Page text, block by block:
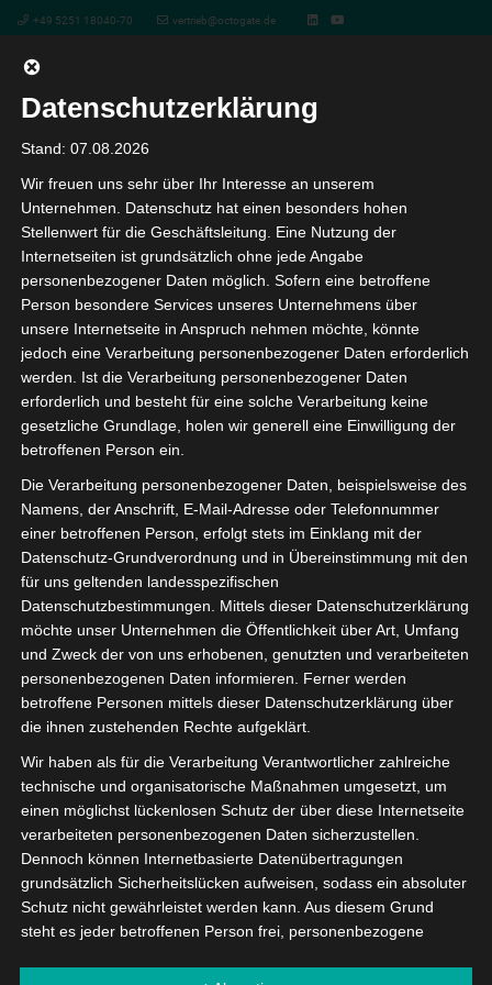
+49 5251 18040-70 vertrieb@octogate.de
Unsere Veranstaltungen
Kommen Sie uns besuchen
Hier finden Sie alle Veranstaltungen, auf denen wir mit
der Kitawall unterwegs sind. Wir freuen uns auf Ihren
Besuch an unserem Stand und laden Sie zudem auch
herzlich zu den von uns organisierten Roadshows und
Webinaren ein.
Project Example 4 – Vimeo
vor 13 Jahren
Project Description Morbi sagittis, sem quis lacinia
faucibus, orci ipsum gravida tortor, vel interdum mi
sapien ut justo. Nulla varius consequat magna, id
molestie ipsum volutpat quis. Suspendisse consectetur
fringilla…
Project Example 4 – YouTube
Datenschutzerklärung
Stand: 07.08.2026
Wir freuen uns sehr über Ihr Interesse an unserem
Unternehmen. Datenschutz hat einen besonders hohen
Stellenwert für die Geschäftsleitung. Eine Nutzung der
Internetseiten ist grundsätzlich ohne jede Angabe
personenbezogener Daten möglich. Sofern eine betroffene
Person besondere Services unseres Unternehmens über
unsere Internetseite in Anspruch nehmen möchte, könnte
jedoch eine Verarbeitung personenbezogener Daten erforderlich
werden. Ist die Verarbeitung personenbezogener Daten
erforderlich und besteht für eine solche Verarbeitung keine
gesetzliche Grundlage, holen wir generell eine Einwilligung der
betroffenen Person ein.
Die Verarbeitung personenbezogener Daten, beispielsweise des
Namens, der Anschrift, E-Mail-Adresse oder Telefonnummer
einer betroffenen Person, erfolgt stets im Einklang mit der
Datenschutz-Grundverordnung und in Übereinstimmung mit den
für uns geltenden landesspezifischen
Datenschutzbestimmungen. Mittels dieser Datenschutzerklärung
möchte unser Unternehmen die Öffentlichkeit über Art, Umfang
und Zweck der von uns erhobenen, genutzten und verarbeiteten
personenbezogenen Daten informieren. Ferner werden
betroffene Personen mittels dieser Datenschutzerklärung über
die ihnen zustehenden Rechte aufgeklärt.
Wir haben als für die Verarbeitung Verantwortlicher zahlreiche
technische und organisatorische Maßnahmen umgesetzt, um
einen möglichst lückenlosen Schutz der über diese Internetseite
verarbeiteten personenbezogenen Daten sicherzustellen.
Dennoch können Internetbasierte Datenübertragungen
grundsätzlich Sicherheitslücken aufweisen, sodass ein absoluter
Schutz nicht gewährleistet werden kann. Aus diesem Grund
steht es jeder betroffenen Person frei, personenbezogene